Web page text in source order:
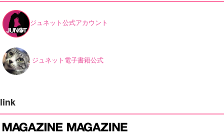
ジュネット公式アカウント
ジュネット電子書籍公式
link